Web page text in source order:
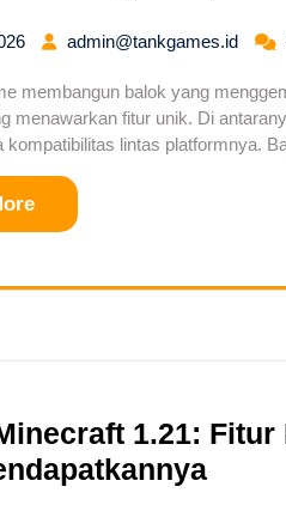
admin@tankgames.id
membangun balok yang
menawarkan fitur unik. Di
kompatibilitas lintas platformnya.
1.21: